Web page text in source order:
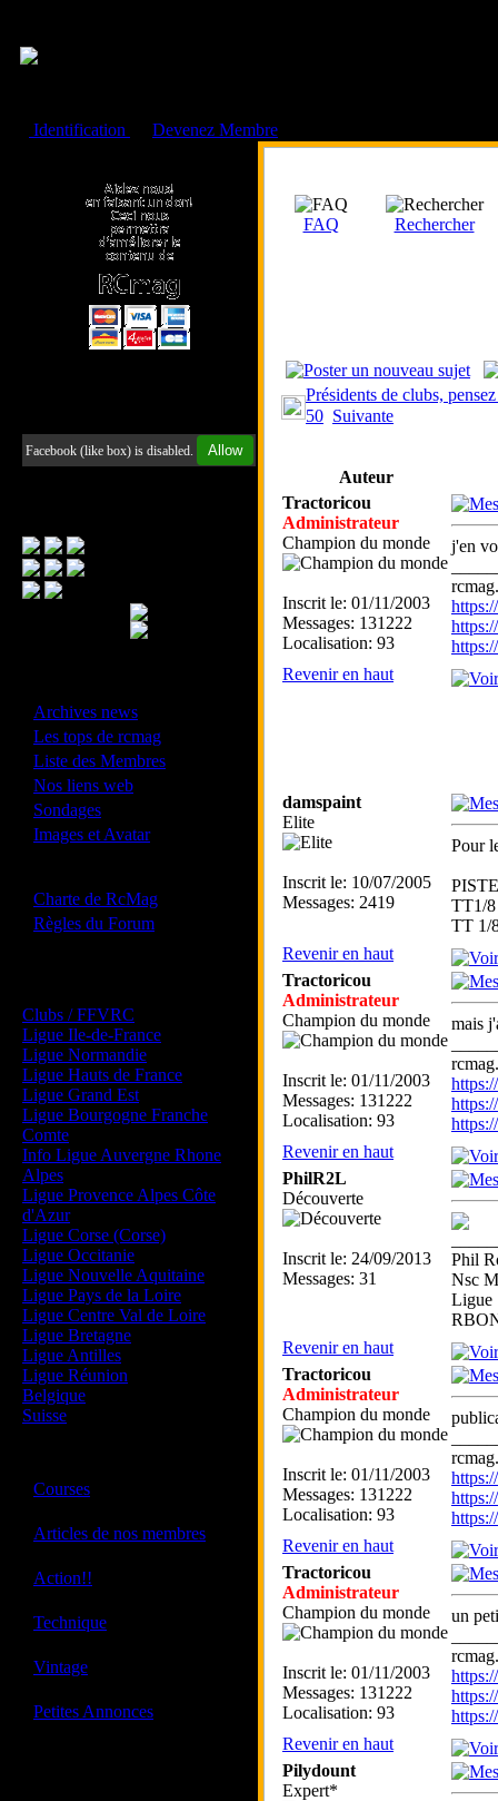
Identification
Devenez Membre
Facebook (like box) is disabled. Allow
Archives news
Les tops de rcmag
Liste des Membres
Nos liens web
Sondages
Images et Avatar
Charte de RcMag
Règles du Forum
Clubs / FFVRC
Ligue Ile-de-France
Ligue Normandie
Ligue Hauts de France
Ligue Grand Est
Ligue Bourgogne Franche
Comte
Info Ligue Auvergne Rhone
Alpes
Ligue Provence Alpes Côte
d'Azur
Ligue Corse (Corse)
Ligue Occitanie
Ligue Nouvelle Aquitaine
Ligue Pays de la Loire
Ligue Centre Val de Loire
Ligue Bretagne
Ligue Antilles
Ligue Réunion
Belgique
Suisse
Courses
Articles de nos membres
Action!!
Technique
Vintage
Petites Annonces
FAQ Rechercher
Présidents de clubs,
50 Suivante
Auteur
Tractoricou
Administrateur
Champion du monde
Inscrit le: 01/11/2003
Messages: 131222
Localisation: 93
j'en
Revenir en haut
damspaint
Elite
Inscrit le: 10/07/2005
Messages: 2419
Pour
TT1/
TT 1/
Revenir en haut
Tractoricou
Administrateur
Champion du monde
Inscrit le: 01/11/2003
Messages: 131222
Localisation: 93
mais
Revenir en haut
PhilR2L
Découverte
Inscrit le: 24/09/2013
Messages: 31
Phil
Nsc
Ligue
Revenir en haut
Tractoricou
Administrateur
Champion du monde
Inscrit le: 01/11/2003
Messages: 131222
Localisation: 93
Revenir en haut
Tractoricou
Administrateur
Champion du monde
Inscrit le: 01/11/2003
Messages: 131222
Localisation: 93
un
Revenir en haut
Pilydount
Expert*